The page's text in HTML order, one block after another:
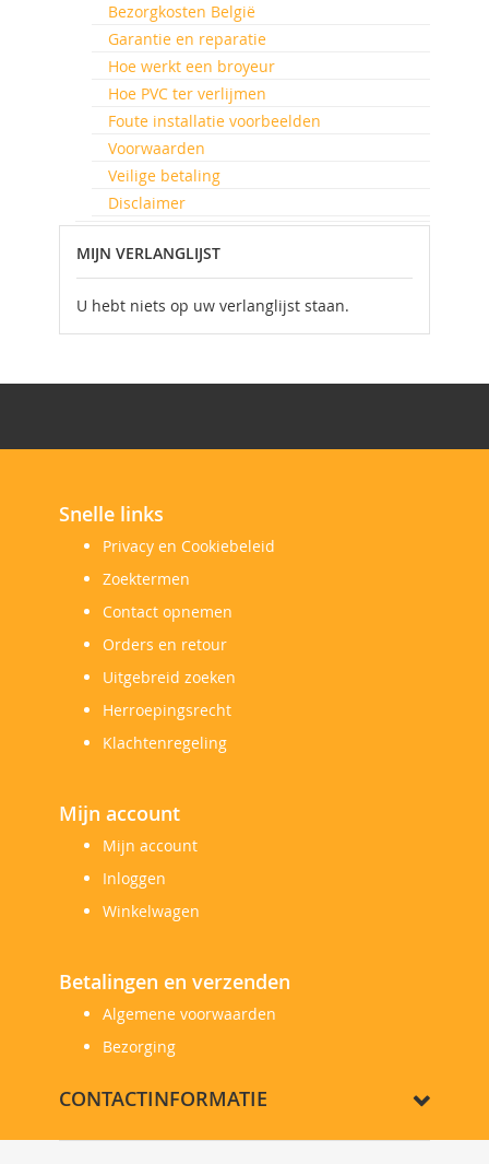
Bezorgkosten België
Garantie en reparatie
Hoe werkt een broyeur
Hoe PVC ter verlijmen
Foute installatie voorbeelden
Voorwaarden
Veilige betaling
Disclaimer
MIJN VERLANGLIJST
U hebt niets op uw verlanglijst staan.
Snelle links
Privacy en Cookiebeleid
Zoektermen
Contact opnemen
Orders en retour
Uitgebreid zoeken
Herroepingsrecht
Klachtenregeling
Mijn account
Mijn account
Inloggen
Winkelwagen
Betalingen en verzenden
Algemene voorwaarden
Bezorging
CONTACTINFORMATIE